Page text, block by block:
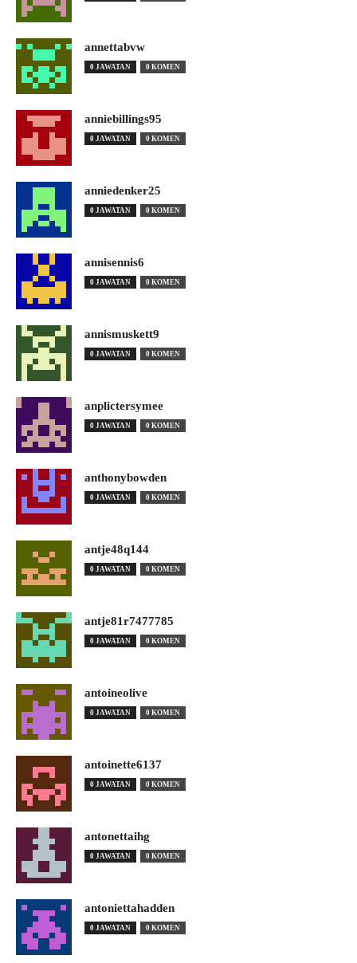
annettabvw
0 JAWATAN 0 KOMEN
anniebillings95
0 JAWATAN 0 KOMEN
anniedenker25
0 JAWATAN 0 KOMEN
annisennis6
0 JAWATAN 0 KOMEN
annismuskett9
0 JAWATAN 0 KOMEN
anplictersymee
0 JAWATAN 0 KOMEN
anthonybowden
0 JAWATAN 0 KOMEN
antje48q144
0 JAWATAN 0 KOMEN
antje81r7477785
0 JAWATAN 0 KOMEN
antoineolive
0 JAWATAN 0 KOMEN
antoinette6137
0 JAWATAN 0 KOMEN
antonettaihg
0 JAWATAN 0 KOMEN
antoniettahadden
0 JAWATAN 0 KOMEN